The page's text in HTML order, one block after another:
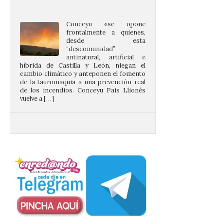
“descomunidad”
antinatural, artificial e
híbrida de Castilla y León, niegan el
cambio climático y anteponen el fomento
de la tauromaquia a una prevención real
de los incendios. Conceyu Pais Llionés
vuelve a […]
público y evitar el
8 Ago 2026
El TUS cuenta con líneas
que llegan a la zona en
puntos como el faro de